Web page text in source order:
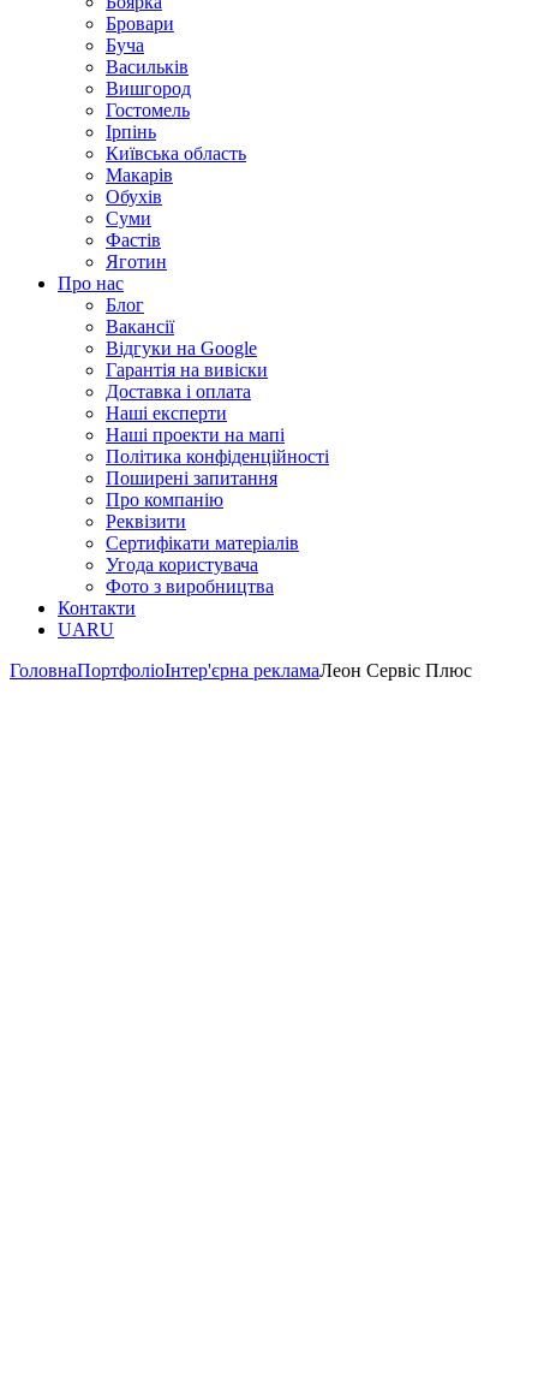
Бровари
Буча
Васильків
Вишгород
Гостомель
Ірпінь
Київська область
Макарів
Обухів
Суми
Фастів
Яготин
Про нас
Блог
Вакансії
Відгуки на Google
Гарантія на вивіски
Доставка і оплата
Наші експерти
Наші проекти на мапі
Політика конфіденційності
Поширені запитання
Про компанію
Реквізити
Сертифікати матеріалів
Угода користувача
Фото з виробництва
Контакти
UARU
ГоловнаПортфоліоІнтер'єрна рекламаЛеон Сервіс Плюс